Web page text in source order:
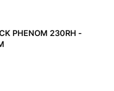
PHENOM 230RH -